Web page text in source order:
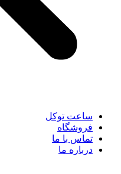
ساعت توکل
فروشگاه
تماس با ما
درباره ما